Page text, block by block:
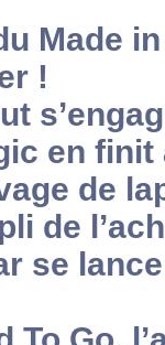
Made
!
en
de
de
se